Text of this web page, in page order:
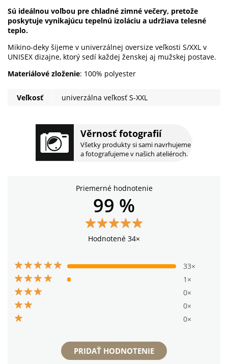
Věrnosť fotografií
Všetky produkty si sami navrhujeme
a fotografujeme v našich ateliéroch.
Sú ideálnou voľbou pre chladné zimné večery, pretože
poskytuje vynikajúcu tepelnú izoláciu a udržiava telesné
teplo.
Mikino-deky šijeme v univerzálnej oversize veľkosti S/XXL v
UNISEX dizajne, ktorý sedí každej ženskej aj mužskej postave.
Materiálové zloženie: 100% polyester
Veľkosť univerzálna veľkosť S-XXL
Priemerné hodnotenie
99 %
Hodnotené 34×
33×
1×
0×
0×
0×
PRIDAŤ HODNOTENIE